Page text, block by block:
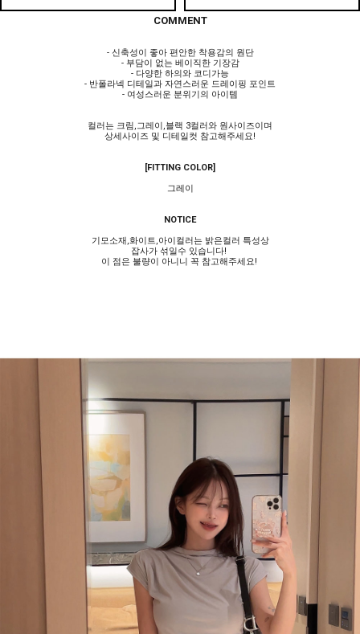
COMMENT
- 신축성이 좋아 편안한 착용감의 원단
- 부담이 없는 베이직한 기장감
- 다양한 하의와 코디가능
- 반폴라넥 디테일과 자연스러운 드레이핑 포인트
- 여성스러운 분위기의 아이템
컬러는 크림,그레이,블랙 3컬러와 원사이즈이며
상세사이즈 및 디테일컷 참고해주세요!
[FITTING COLOR]
그레이
NOTICE
기모소재,화이트,아이컬러는 밝은컬러 특성상
잡사가 섞일수 있습니다!
이 점은 불량이 아니니 꼭 참고해주세요!